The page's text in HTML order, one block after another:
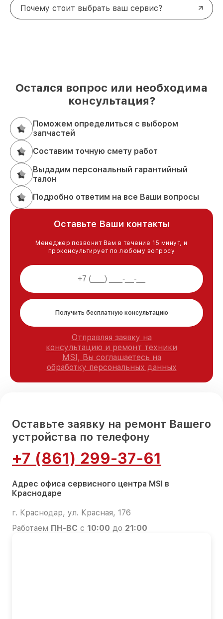
Почему стоит выбрать ваш сервис?
Остался вопрос или необходима
консультация?
Поможем определиться с выбором
запчастей
Составим точную смету работ
Выдадим персональный гарантийный
талон
Подробно ответим на все Ваши вопросы
Оставьте Ваши контакты
Менеджер позвонит Вам в течение 15 минут, и
проконсультирует по любому вопросу
Получить бесплатную консультацию
Отправляя заявку на
консультацию и ремонт техники
MSI, Вы соглашаетесь на
обработку персональных данных
Оставьте заявку на ремонт Вашего
устройства по телефону
+7 (861) 299-37-61
Адрес офиса сервисного центра MSI в
Краснодаре
г. Краснодар, ул. Красная, 176
Работаем ПН-ВС с 10:00 до 21:00